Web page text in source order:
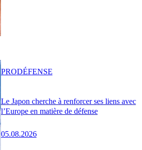
Le Japon cherche à renforcer ses liens avec
l’Europe en matière de défense
05.08.2026
PRODÉFENSE